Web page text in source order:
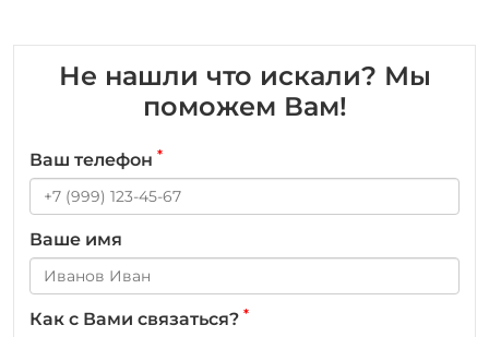
Не нашли что искали? Мы
поможем Вам!
Ваш телефон *
Ваше имя
Как с Вами связаться? *